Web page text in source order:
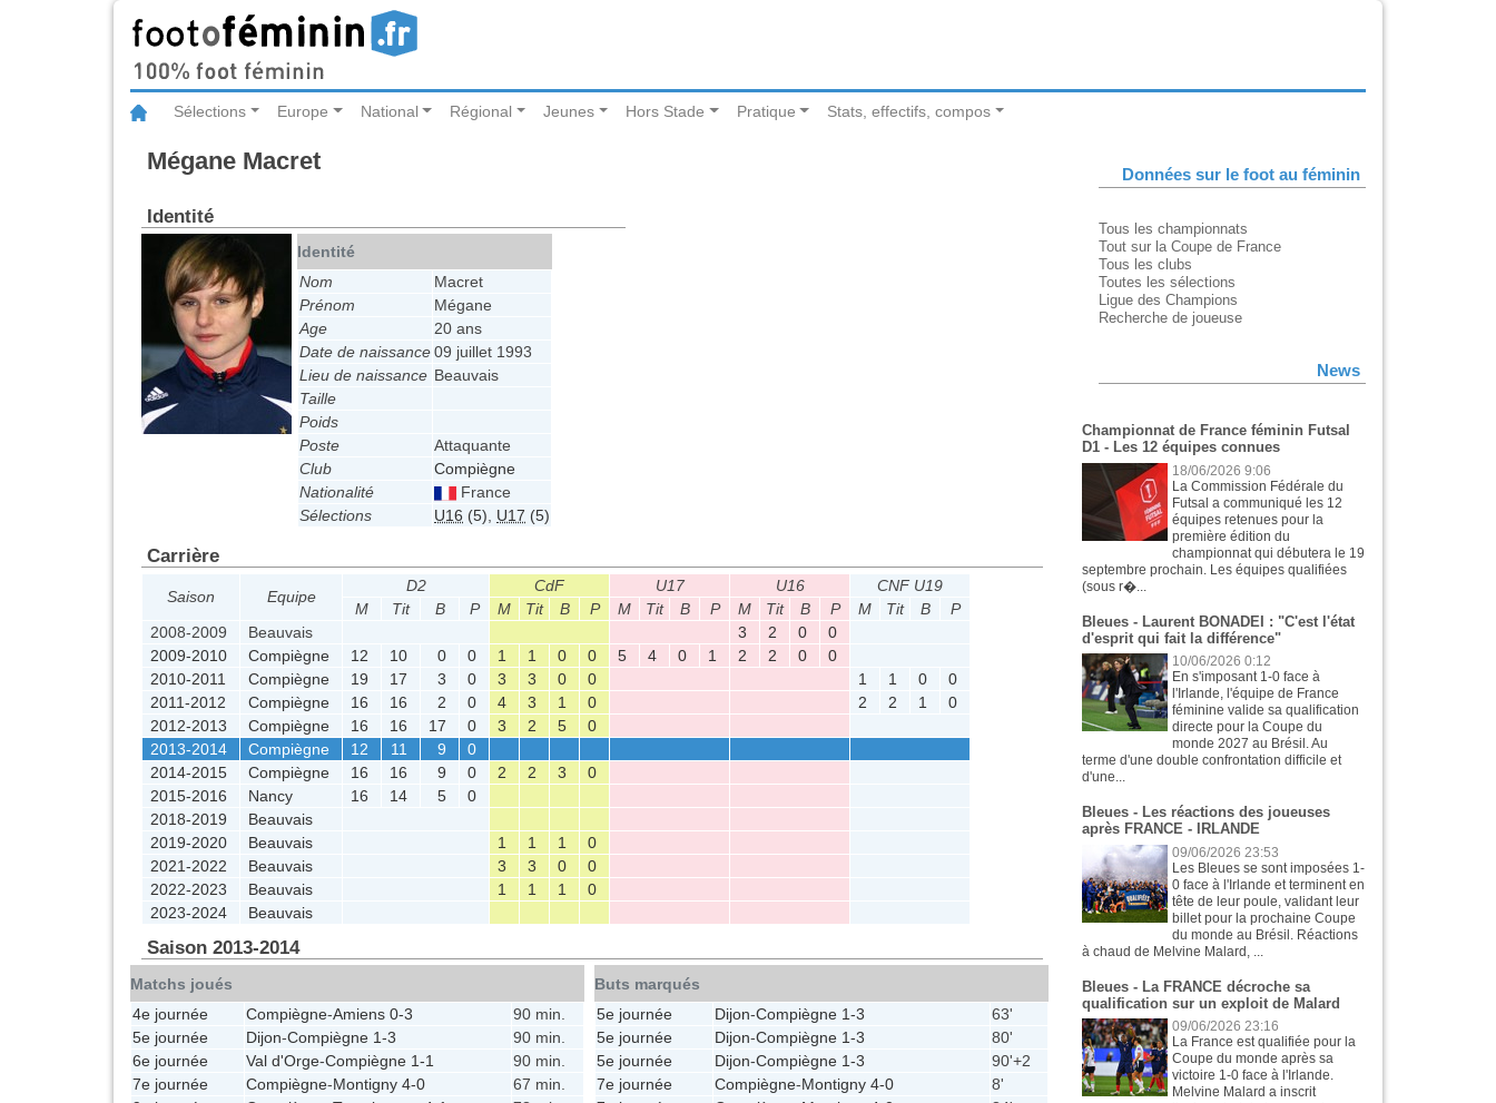
Sélections Europe National Régional Jeunes Hors Stade Pratique Stats, effectifs, compos
Mégane Macret
Identité
Identité
Nom
Macret
Prénom
Mégane
Age
20 ans
Date de naissance09 juillet 1993
Lieu de naissance Beauvais
Taille
Poids
Poste
Attaquante
Club
Compiègne
Nationalité
France
Sélections
U16 (5), U17 (5)
Carrière
Saison Equipe
D2 CdF U17 U16
CNF U19
M
Tit B P M Tit B P M Tit B P M Tit B P M Tit B
P
2008-2009
Beauvais 3 2 0
0
2009-2010
Compiègne 12 10 0 0 1 1 0 0 5 4 0 1 2 2 0
0
2010-2011
Compiègne 19 17 3 0 3 3 0 0 1 1 0
0
2011-2012
Compiègne 16 16 2 0 4 3 1 0 2 2 1
0
2012-2013
Compiègne 16 16 17 0 3 2 5
0
2013-2014
Compiègne 12 11 9
0
2014-2015
Compiègne 16 16 9 0 2 2 3
0
2015-2016
Nancy 16 14 5
0
2018-2019
Beauvais
2019-2020
Beauvais 1 1 1
0
2021-2022
Beauvais 3 3 0
0
2022-2023
Beauvais 1 1 1
0
2023-2024
Beauvais
Saison 2013-2014
Matchs joués
4e journée
Compiègne-Amiens 0-3
90 min.
5e journée
Dijon-Compiègne 1-3
90 min.
6e journée
Val d'Orge-Compiègne 1-1
90 min.
7e journée
Compiègne-Montigny 4-0
67 min.
Buts marqués
5e journée
Dijon-Compiègne 1-3
63'
5e journée
Dijon-Compiègne 1-3
80'
5e journée
Dijon-Compiègne 1-3
90'+2
7e journée
Compiègne-Montigny 4-0
8'
Données sur le foot au féminin
Tous les championnats
Tout sur la Coupe de France
Tous les clubs
Toutes les sélections
Ligue des Champions
Recherche de joueuse
News
Championnat de France féminin Futsal
D1 - Les 12 équipes connues
18/06/2026 9:06
La Commission Fédérale du
Futsal a communiqué les 12
équipes retenues pour la
première édition du
championnat qui débutera le 19
septembre prochain. Les équipes qualifiées
(sous r�...
Bleues - Laurent BONADEI : "C'est l'état
d'esprit qui fait la différence"
10/06/2026 0:12
En s'imposant 1-0 face à
l'Irlande, l'équipe de France
féminine valide sa qualification
directe pour la Coupe du
monde 2027 au Brésil. Au
terme d'une double confrontation difficile et
d'une...
Bleues - Les réactions des joueuses
après FRANCE - IRLANDE
09/06/2026 23:53
Les Bleues se sont imposées 1-
0 face à l'Irlande et terminent en
tête de leur poule, validant leur
billet pour la prochaine Coupe
du monde au Brésil. Réactions
à chaud de Melvine Malard, ...
Bleues - La FRANCE décroche sa
qualification sur un exploit de Malard
09/06/2026 23:16
La France est qualifiée pour la
Coupe du monde après sa
victoire 1-0 face à l'Irlande.
Melvine Malard a inscrit